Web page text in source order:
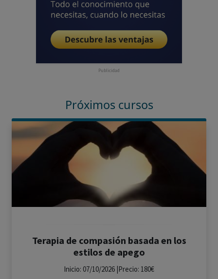
Publicidad
Próximos cursos
Terapia de compasión basada en los
estilos de apego
Inicio: 07/10/2026 |Precio: 180€